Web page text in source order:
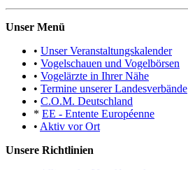
Unser Menü
• Unser Veranstaltungskalender
• Vogelschauen und Vogelbörsen
• Vogelärzte in Ihrer Nähe
• Termine unserer Landesverbände
• C.O.M. Deutschland
* EE - Entente Européenne
• Aktiv vor Ort
Unsere Richtlinien